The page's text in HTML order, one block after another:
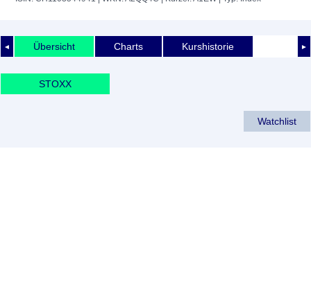
◄ ►
Übersicht Charts Kurshistorie
STOXX
Watchlist